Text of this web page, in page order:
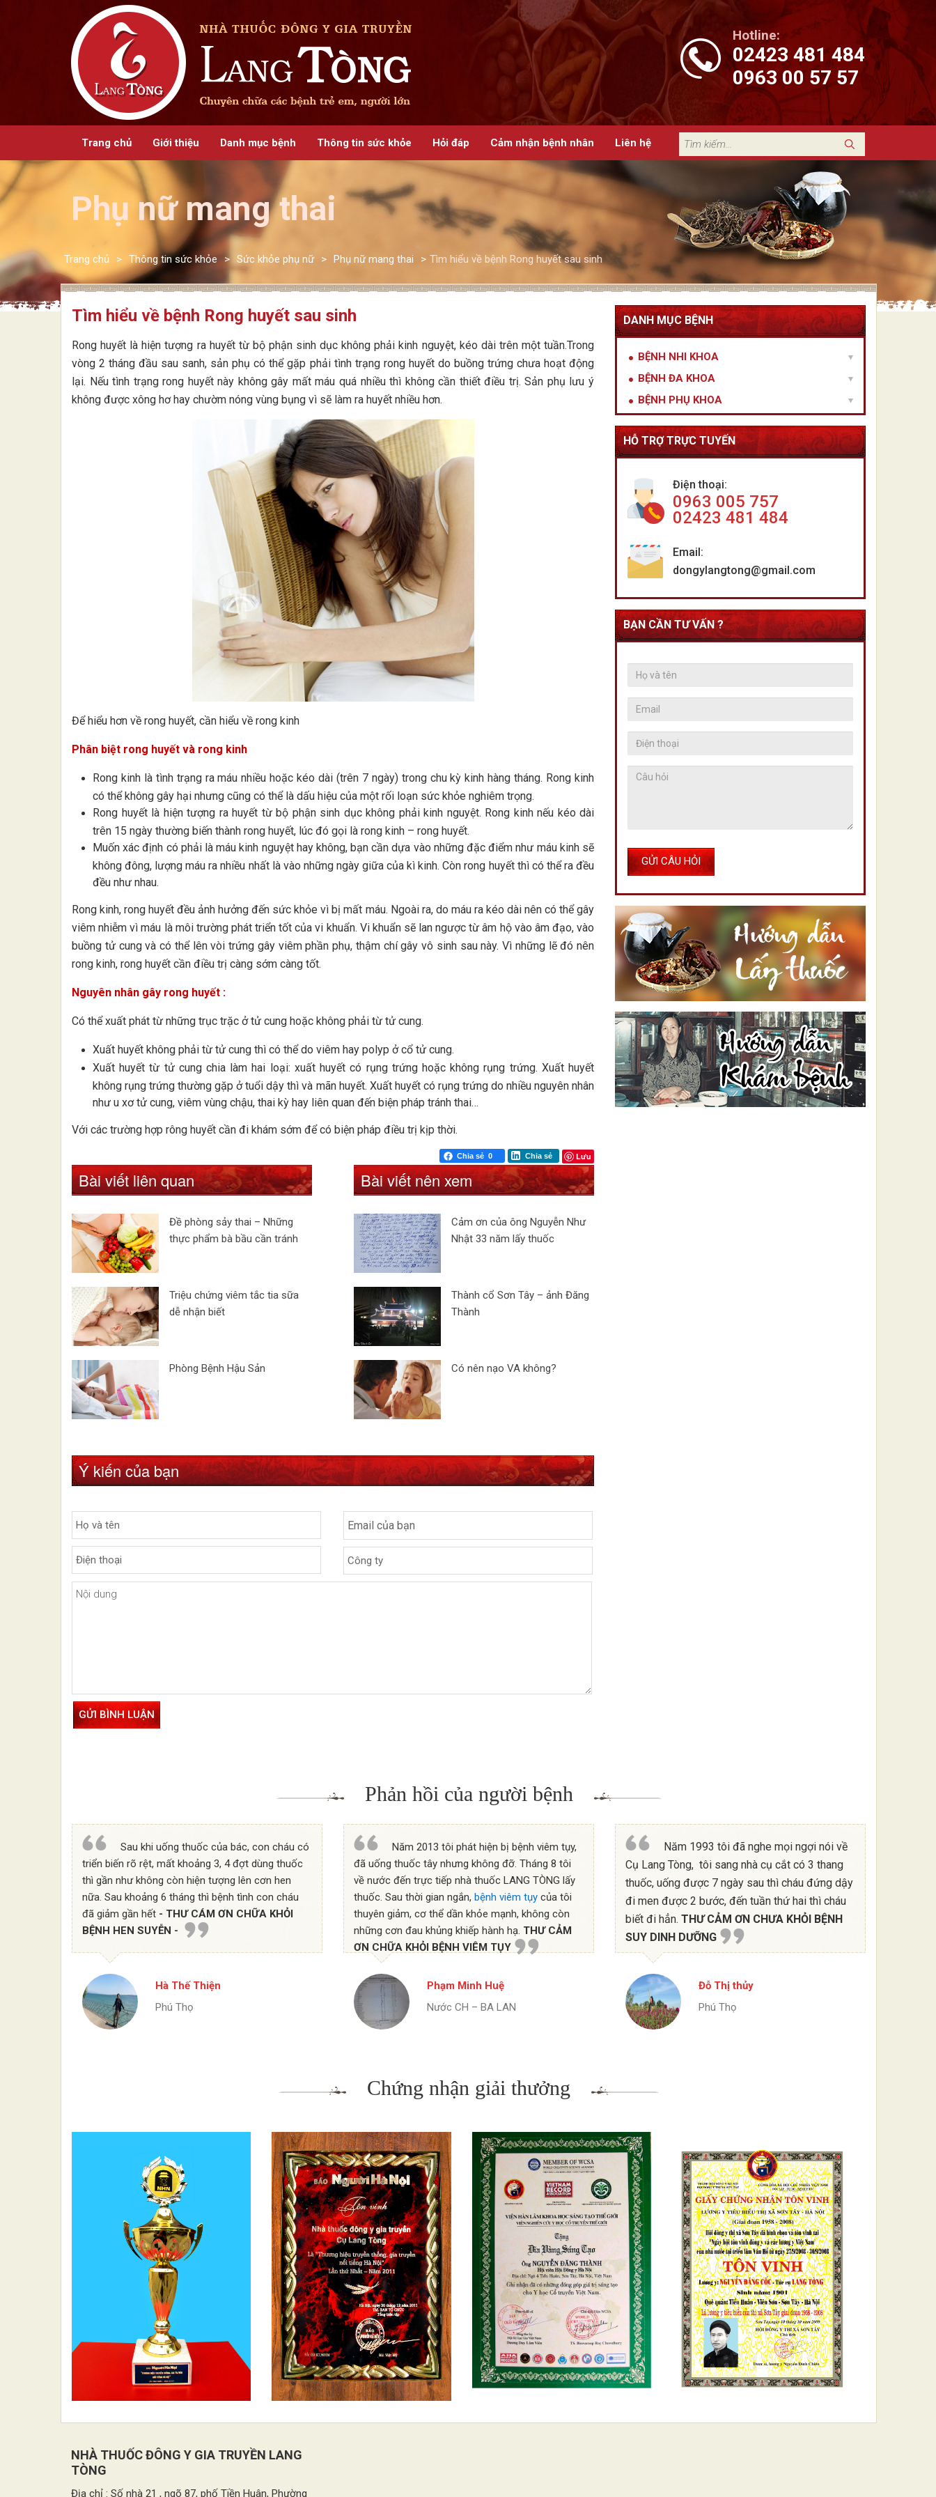
Hotline:
02423 481 484
0963 00 57 57
Trang chủ Giới thiệu Danh mục bệnh Thông tin sức khỏe Hỏi đáp Cảm nhận bệnh nhân Liên hệ
Phụ nữ mang thai
Trang chủ > Thông tin sức khỏe > Sức khỏe phụ nữ > Phụ nữ mang thai > Tìm hiểu về bệnh Rong huyết sau sinh
Tìm hiểu về bệnh Rong huyết sau sinh
Rong huyết là hiện tượng ra huyết từ bộ phận sinh dục không phải kinh nguyệt, kéo dài trên một tuần.Trong
vòng 2 tháng đầu sau sanh, sản phụ có thể gặp phải tình trạng rong huyết do buồng trứng chưa hoạt động
lại. Nếu tình trạng rong huyết này không gây mất máu quá nhiều thì không cần thiết điều trị. Sản phụ lưu ý
không được xông hơ hay chườm nóng vùng bụng vì sẽ làm ra huyết nhiều hơn.
Để hiểu hơn về rong huyết, cần hiểu về rong kinh
Phân biệt rong huyết và rong kinh
Rong kinh là tình trạng ra máu nhiều hoặc kéo dài (trên 7 ngày) trong chu kỳ kinh hàng tháng. Rong kinh
có thể không gây hại nhưng cũng có thể là dấu hiệu của một rối loạn sức khỏe nghiêm trọng.
Rong huyết là hiện tượng ra huyết từ bộ phận sinh dục không phải kinh nguyệt. Rong kinh nếu kéo dài
trên 15 ngày thường biến thành rong huyết, lúc đó gọi là rong kinh – rong huyết.
Muốn xác định có phải là máu kinh nguyệt hay không, bạn cần dựa vào những đặc điểm như máu kinh sẽ
không đông, lượng máu ra nhiều nhất là vào những ngày giữa của kì kinh. Còn rong huyết thì có thể ra đều
đều như nhau.
Rong kinh, rong huyết đều ảnh hưởng đến sức khỏe vì bị mất máu. Ngoài ra, do máu ra kéo dài nên có thể gây
viêm nhiễm vì máu là môi trường phát triển tốt của vi khuẩn. Vi khuẩn sẽ lan ngược từ âm hộ vào âm đạo, vào
buồng tử cung và có thể lên vòi trứng gây viêm phần phụ, thậm chí gây vô sinh sau này. Vì những lẽ đó nên
rong kinh, rong huyết cần điều trị càng sớm càng tốt.
Nguyên nhân gây rong huyết :
Có thể xuất phát từ những trục trặc ở tử cung hoặc không phải từ tử cung.
Xuất huyết không phải từ tử cung thì có thể do viêm hay polyp ở cổ tử cung.
Xuất huyết từ tử cung chia làm hai loại: xuất huyết có rụng trứng hoặc không rụng trứng. Xuất huyết
không rụng trứng thường gặp ở tuổi dậy thì và mãn huyết. Xuất huyết có rụng trứng do nhiều nguyên nhân
như u xơ tử cung, viêm vùng chậu, thai kỳ hay liên quan đến biện pháp tránh thai…
Với các trường hợp rông huyết cần đi khám sớm để có biện pháp điều trị kịp thời.
Chia sẻ 0 Chia sẻ Lưu
Bài viết liên quan
Đề phòng sảy thai – Những
thực phẩm bà bầu cần tránh
Triệu chứng viêm tắc tia sữa
dễ nhận biết
Phòng Bệnh Hậu Sản
Bài viết nên xem
Cảm ơn của ông Nguyễn Như
Nhật 33 năm lấy thuốc
Thành cổ Sơn Tây – ảnh Đăng
Thành
Có nên nạo VA không?
Ý kiến của bạn
DANH MỤC BỆNH
BỆNH NHI KHOA
BỆNH ĐA KHOA
BỆNH PHỤ KHOA
HỖ TRỢ TRỰC TUYẾN
Điện thoại:
0963 005 757
02423 481 484
Email:
dongylangtong@gmail.com
BẠN CẦN TƯ VẤN ?
Phản hồi của người bệnh
Sau khi uống thuốc của bác, con cháu có
triển biến rõ rệt, mất khoảng 3, 4 đợt dùng thuốc
thì gần như không còn hiện tượng lên cơn hen
nữa. Sau khoảng 6 tháng thì bệnh tình con cháu
đã giảm gần hết - THƯ CÁM ƠN CHỮA KHỎI
BỆNH HEN SUYỄN -
Hà Thế Thiện
Phú Thọ
Năm 2013 tôi phát hiện bị bệnh viêm tụy,
đã uống thuốc tây nhưng không đỡ. Tháng 8 tôi
về nước đến trực tiếp nhà thuốc LANG TÒNG lấy
thuốc. Sau thời gian ngắn, bệnh viêm tụy của tôi
thuyên giảm, cơ thể dần khỏe mạnh, không còn
những cơn đau khủng khiếp hành hạ. THƯ CẢM
ƠN CHỮA KHỎI BỆNH VIÊM TỤY
Phạm Minh Huệ
Nước CH – BA LAN
Năm 1993 tôi đã nghe mọi ngợi nói về
Cụ Lang Tòng, tôi sang nhà cụ cắt có 3 thang
thuốc, uống được 7 ngày sau thì cháu đứng dậy
đi men được 2 bước, đến tuần thứ hai thì cháu
biết đi hẳn. THƯ CẢM ƠN CHƯA KHỎI BỆNH
SUY DINH DƯỠNG
Đỗ Thị thủy
Phú Thọ
Chứng nhận giải thưởng
NHÀ THUỐC ĐÔNG Y GIA TRUYỀN LANG
TÒNG
Địa chỉ : Số nhà 21 , ngõ 87, phố Tiền Huân, Phường